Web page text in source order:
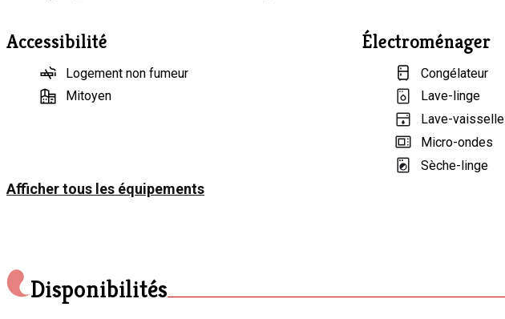
Accessibilité
Logement non fumeur
Mitoyen
Électroménager
Congélateur
Lave-linge
Lave-vaisselle
Micro-ondes
Sèche-linge
Afficher tous les équipements
Disponibilités